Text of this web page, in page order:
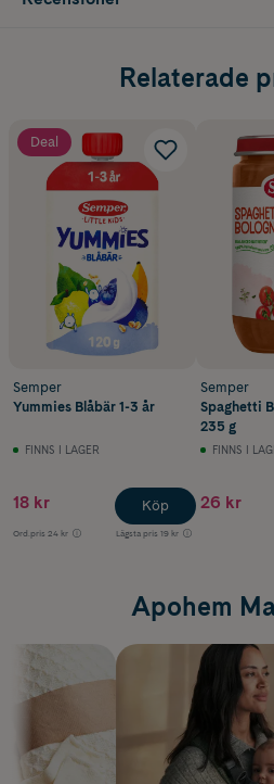
Relaterade
Deal
Semper
Yummies Blåbär 1-3 år
FINNS I LAGER
18 kr
Ord.pris 24 kr Lägsta pris 19 kr
Köp
Semper
Spaghetti
235 g
FINNS I
26 kr
Apohem